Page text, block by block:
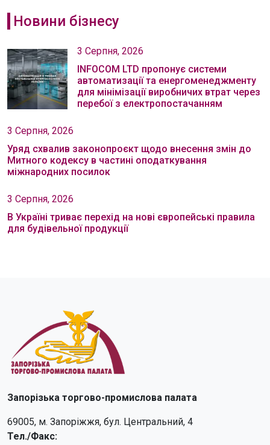
Новини бізнесу
3 Серпня, 2026
INFOCOM LTD пропонує системи
автоматизації та енергоменеджменту
для мінімізації виробничих втрат через
перебої з електропостачанням
3 Серпня, 2026
Уряд схвалив законопроєкт щодо внесення змін до
Митного кодексу в частині оподаткування
міжнародних посилок
3 Серпня, 2026
В Україні триває перехід на нові європейські правила
для будівельної продукції
Запорізька торгово-промислова палата
69005, м. Запоріжжя, бул. Центральний, 4
Тел./Факс: